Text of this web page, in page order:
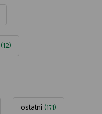
(12)
ostatní (171)